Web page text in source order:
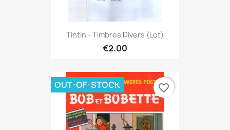
Tintin - Timbres Divers (lot)
€2.00
OUT-OF-STOCK favorite_border